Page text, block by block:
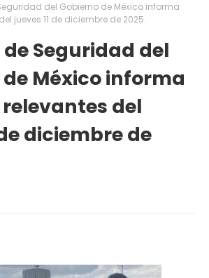
del Gobierno de México informa
jueves 11 de diciembre de 2025.
Seguridad del
México informa
del
diciembre de